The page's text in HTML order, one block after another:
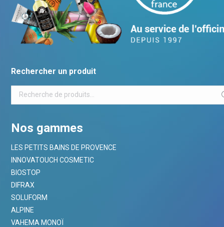
Rechercher un produit
Nos gammes
LES PETITS BAINS DE PROVENCE
INNOVATOUCH COSMETIC
BIOSTOP
DIFRAX
SOLUFORM
ALPINE
VAHEMA MONOÏ